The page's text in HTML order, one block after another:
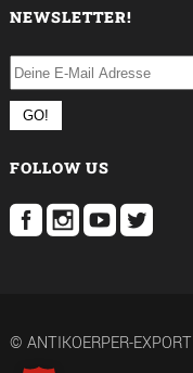
NEWSLETTER!
FOLLOW US
© ANTIKOERPER-EXPORT